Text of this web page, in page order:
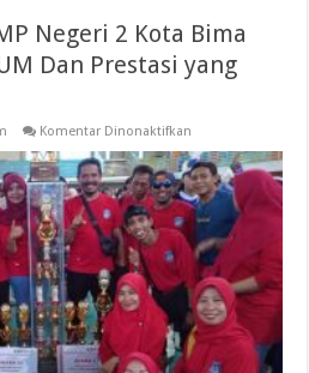
Negeri 2 Kota Bima
Dan Prestasi yang
Komentar Dinonaktifkan
Drum
band
SMP
Negeri
2
Kota
Bima
Meraih
JUARA
UMUM
Dan
Prestasi
yang
Gemilang